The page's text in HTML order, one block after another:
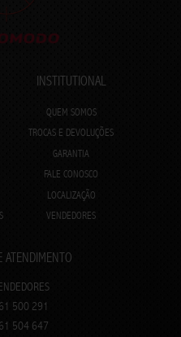
INSTITUTIONAL
QUEM SOMOS
TROCAS E DEVOLUÇÕES
GARANTIA
FALE CONOSCO
LOCALIZAÇÃO
VENDEDORES
ATENDIMENTO
500 291
504 647